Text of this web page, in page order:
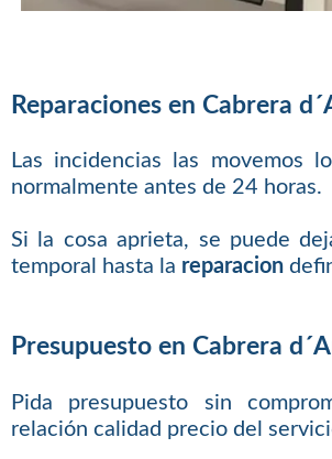
Reparaciones en Cabrera
Las incidencias las movemos
normalmente antes de 24 horas.
Si la cosa aprieta, se puede
temporal hasta la reparacion
Presupuesto en Cabrera
Pida presupuesto sin
relación calidad precio del